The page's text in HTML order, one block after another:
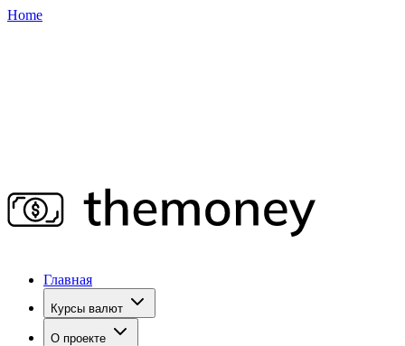
Home
Главная
Курсы валют
О проекте